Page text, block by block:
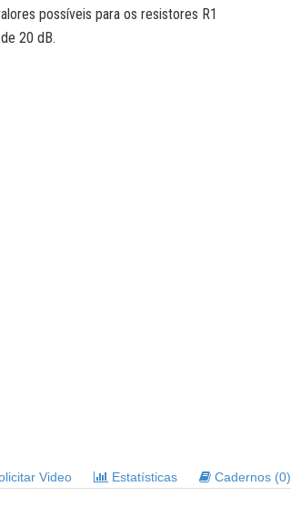
possíveis para os resistores R1
20 dB.
Video Estatísticas Cadernos (0)